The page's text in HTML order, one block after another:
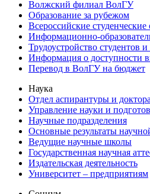
Волжский филиал ВолГУ
Образование за рубежом
Всероссийские
Информационно-
Трудоустройство студентов
Информация о доступности
Перевод в ВолГУ на бюджет
Наука
Отдел аспирантуры и
Управление науки и
Научные подразделения
Основные результаты
Ведущие научные школы
Государственная научная
Издательская деятельность
Университет – предприятиям